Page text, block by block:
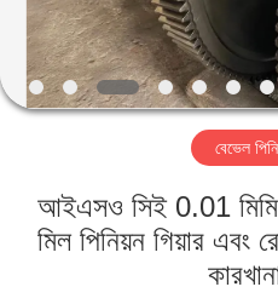
প্রদর্শন
আমাদের
কারখানা
বেভেল
আইএসও সিই 0.01 মিমি
মিল পিনিয়ন গিয়ার এবং